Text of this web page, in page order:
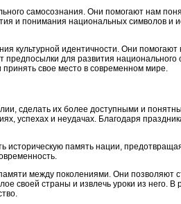
самосознания. Они помогают нам
и понимания национальных символов и
культурной идентичности. Они
для развития национального
принять свое место в современном мире.
сделать их более доступными и
успехах и неудачах. Благодаря
память нации,
между поколениями. Они позволяют
своей страны и извлечь уроки из него. В